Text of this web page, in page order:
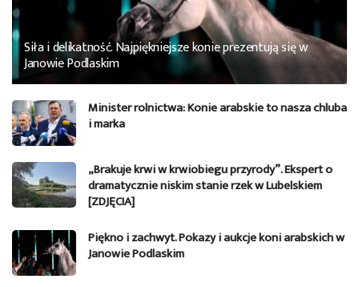
Siła i delikatność. Najpiękniejsze konie prezentują się w
Janowie Podlaskim
Minister rolnictwa: Konie arabskie to nasza chluba
i marka
„Brakuje krwi w krwiobiegu przyrody”. Ekspert o
dramatycznie niskim stanie rzek w Lubelskiem
[ZDJĘCIA]
Piękno i zachwyt. Pokazy i aukcje koni arabskich w
Janowie Podlaskim